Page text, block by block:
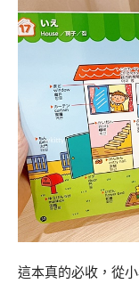
這本真的必收，從